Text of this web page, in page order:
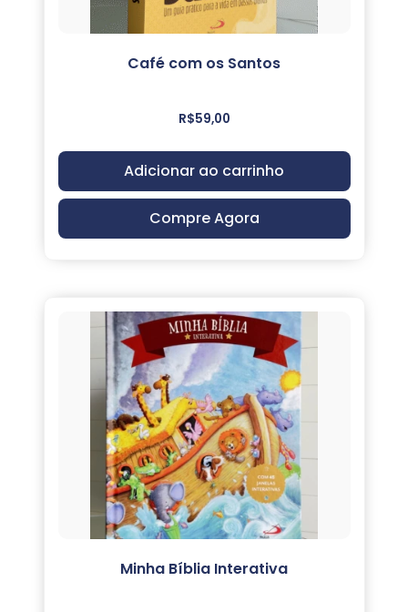
Café com os Santos
R$59,00
Adicionar ao carrinho
Compre Agora
Minha Bíblia Interativa